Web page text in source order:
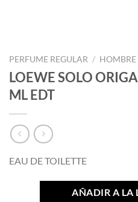
PERFUME REGULAR / HOMBRE
LOEWE SOLO
ML EDT
EAU DE TOILETTE
AÑADIR A LA